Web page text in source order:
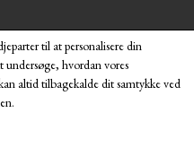
til at personalisere din
hvordan vores
altid tilbagekalde dit samtykke ved